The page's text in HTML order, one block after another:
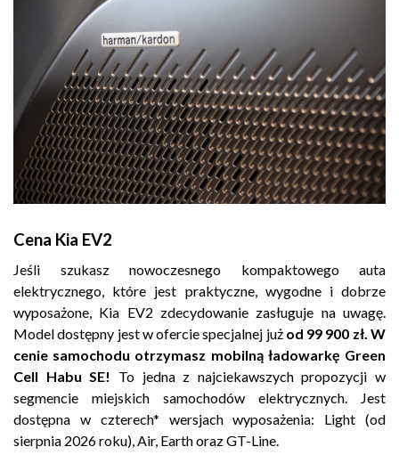
Cena Kia EV2
Jeśli szukasz nowoczesnego kompaktowego auta
elektrycznego, które jest praktyczne, wygodne i dobrze
wyposażone, Kia EV2 zdecydowanie zasługuje na uwagę.
Model dostępny jest w ofercie specjalnej już od 99 900 zł. W
cenie samochodu otrzymasz mobilną ładowarkę Green
Cell Habu SE!
To jedna z najciekawszych propozycji w
segmencie miejskich samochodów elektrycznych. Jest
dostępna w czterech* wersjach wyposażenia: Light (od
sierpnia 2026 roku), Air, Earth oraz GT-Line.